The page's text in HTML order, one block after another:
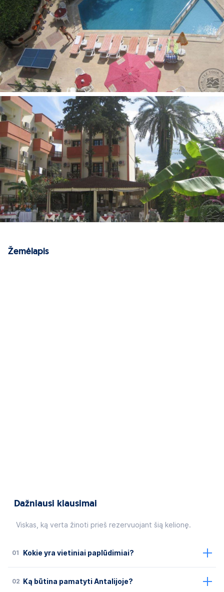
Žemėlapis
Dažniausi klausimai
Viskas, ką verta žinoti prieš rezervuojant šią kelionę.
01 Kokie yra vietiniai paplūdimiai?
02 Ką būtina pamatyti Antalijoje?